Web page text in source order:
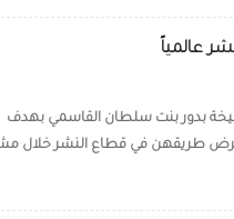
عالمياً
بدور بنت سلطان القاسمي بهدف
طريقهن في قطاع النشر خلال